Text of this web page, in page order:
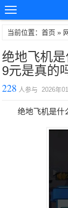
当前位置：首页 »
绝地飞机
9元是真的
228 人参与 2026年
绝地飞机是什